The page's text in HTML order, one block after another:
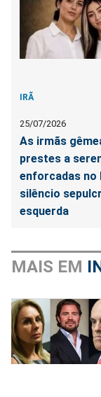
IRÃ
25/07/2026
As irmãs
prestes a
enforcadas no
silêncio
esquerda
MAIS EM